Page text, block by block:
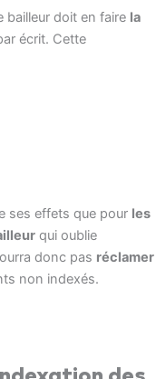
bailleur doit en faire la
écrit. Cette
ses effets que pour les
qui oublie
donc pas réclamer
non indexés.